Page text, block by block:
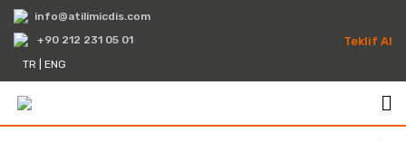
info@atilimicdis.com
+90 212 231 05 01
TR
ENG
Teklif Al